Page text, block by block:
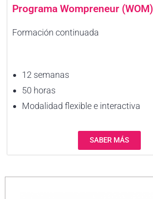
Programa Wompreneur (WOM)
Formación continuada
12 semanas
50 horas
Modalidad flexible e interactiva
SABER MÁS